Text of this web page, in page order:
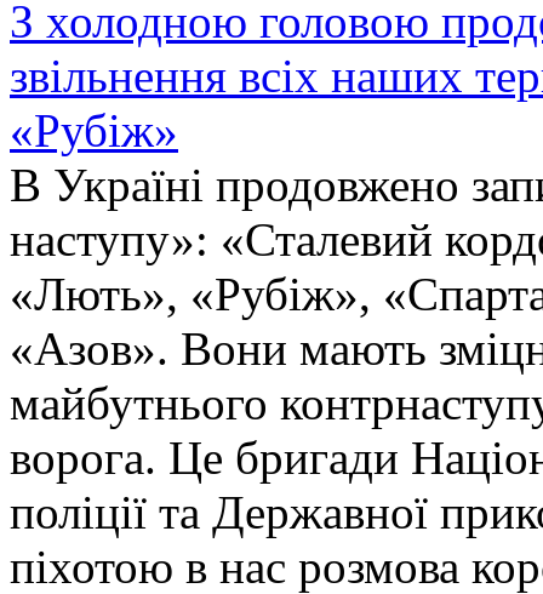
З холодною головою
звільнення всіх наших
«Рубіж»
В Україні продовжено
наступу»: «Сталевий
«Лють», «Рубіж»,
«Азов». Вони мають
майбутнього
ворога. Це бригади
поліції та Державної
піхотою в нас розмова